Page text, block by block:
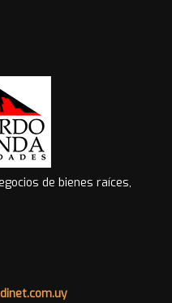
de bienes raíces,